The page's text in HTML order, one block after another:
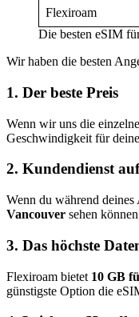
Flexiroam
Die besten eSIM
Wir haben die besten
1. Der beste Preis
Wenn wir uns die
Geschwindigkeit für deine
2. Kundendienst
Wenn du während
Vancouver sehen
3. Das höchste
Flexiroam bietet 10 GB
günstigste Option die